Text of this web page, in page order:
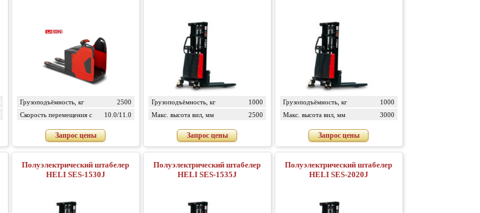
Грузоподъёмность, кг
2500
Скорость перемещения с
10.0/11.0
Запрос цены
Грузоподъёмность, кг
1000
Макс. высота вил, мм
2500
Запрос цены
Грузоподъёмность, кг
1000
Макс. высота вил, мм
3000
Запрос цены
Полуэлектрический штабелер
HELI SES-1530J
Полуэлектрический штабелер
HELI SES-1535J
Полуэлектрический штабелер
HELI SES-2020J